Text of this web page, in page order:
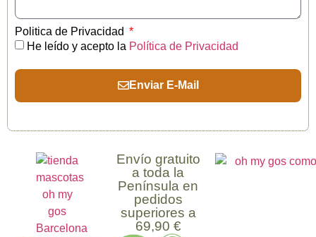
Politica de Privacidad
He leído y acepto la Política de Privacidad
Enviar E-Mail
Envío gratuito
a toda la
Península en
pedidos
superiores a
69,90 €